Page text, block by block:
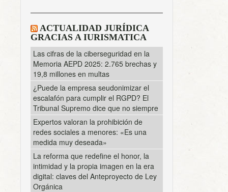
ACTUALIDAD JURÍDICA
GRACIAS A IURISMATICA
Las cifras de la ciberseguridad en la
Memoria AEPD 2025: 2.765 brechas y
19,8 millones en multas
¿Puede la empresa seudonimizar el
escalafón para cumplir el RGPD? El
Tribunal Supremo dice que no siempre
Expertos valoran la prohibición de
redes sociales a menores: «Es una
medida muy deseada»
La reforma que redefine el honor, la
intimidad y la propia imagen en la era
digital: claves del Anteproyecto de Ley
Orgánica